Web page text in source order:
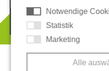
© 2026 REGUPOL
Notwendige
Statistik
Marketing
Alle